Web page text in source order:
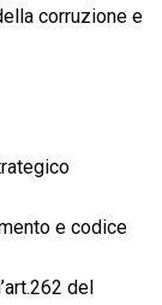
corruzione e
e codice
del